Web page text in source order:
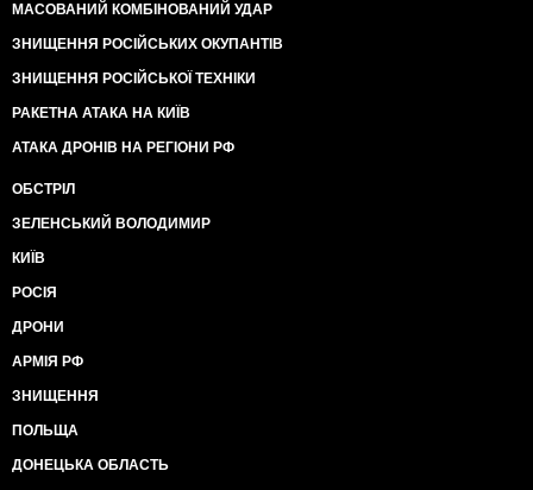
МАСОВАНИЙ КОМБІНОВАНИЙ УДАР
ЗНИЩЕННЯ РОСІЙСЬКИХ ОКУПАНТІВ
ЗНИЩЕННЯ РОСІЙСЬКОЇ ТЕХНІКИ
РАКЕТНА АТАКА НА КИЇВ
АТАКА ДРОНІВ НА РЕГІОНИ РФ
ОБСТРІЛ
ЗЕЛЕНСЬКИЙ ВОЛОДИМИР
КИЇВ
РОСІЯ
ДРОНИ
АРМІЯ РФ
ЗНИЩЕННЯ
ПОЛЬЩА
ДОНЕЦЬКА ОБЛАСТЬ